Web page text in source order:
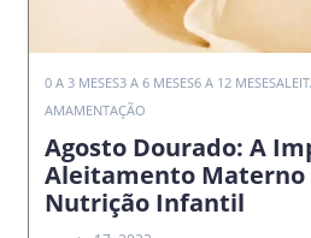
0 A 3 MESES3 A 6 MESES6 A 12 MESES
AMAMENTAÇÃO
Agosto Dourado: A
Aleitamento Materno
Nutrição Infantil